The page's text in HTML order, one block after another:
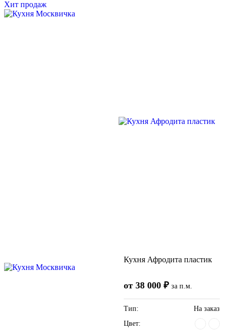
Хит продаж
Кухня Афродита пластик
от 38 000 ₽ за п.м.
Тип:
На заказ
Цвет: